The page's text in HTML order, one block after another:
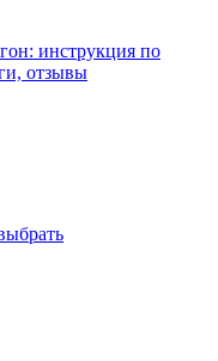
инструкция по
отзывы